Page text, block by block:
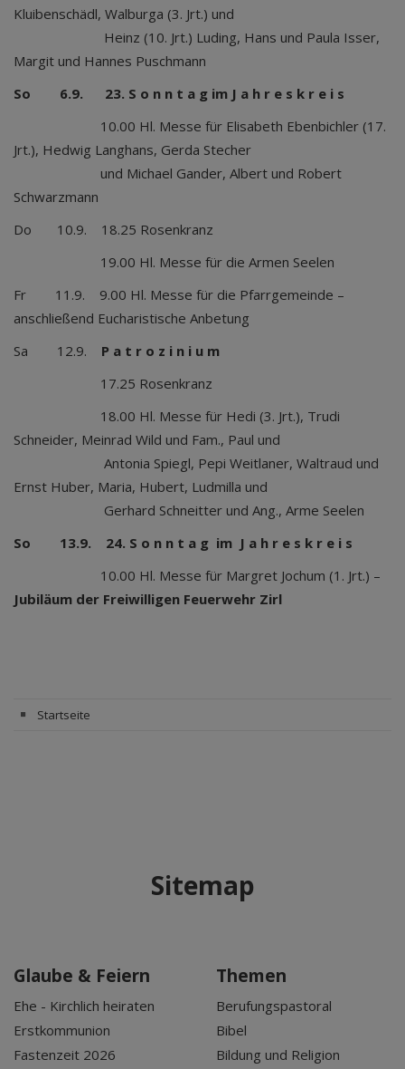
Kluibenschädl, Walburga (3. Jrt.) und
Heinz (10. Jrt.) Luding, Hans und Paula Isser,
Margit und Hannes Puschmann
So 6.9. 23. S o n n t a g im J a h r e s k r e i s
10.00 Hl. Messe für Elisabeth Ebenbichler (17.
Jrt.), Hedwig Langhans, Gerda Stecher
und Michael Gander, Albert und Robert
Schwarzmann
Do 10.9. 18.25 Rosenkranz
19.00 Hl. Messe für die Armen Seelen
Fr 11.9. 9.00 Hl. Messe für die Pfarrgemeinde –
anschließend Eucharistische Anbetung
Sa 12.9. P a t r o z i n i u m
17.25 Rosenkranz
18.00 Hl. Messe für Hedi (3. Jrt.), Trudi
Schneider, Meinrad Wild und Fam., Paul und
Antonia Spiegl, Pepi Weitlaner, Waltraud und
Ernst Huber, Maria, Hubert, Ludmilla und
Gerhard Schneitter und Ang., Arme Seelen
So 13.9. 24. S o n n t a g im J a h r e s k r e i s
10.00 Hl. Messe für Margret Jochum (1. Jrt.) –
Jubiläum der Freiwilligen Feuerwehr Zirl
Startseite
Sitemap
Glaube & Feiern
Ehe - Kirchlich heiraten
Erstkommunion
Fastenzeit 2026
Themen
Berufungspastoral
Bibel
Bildung und Religion